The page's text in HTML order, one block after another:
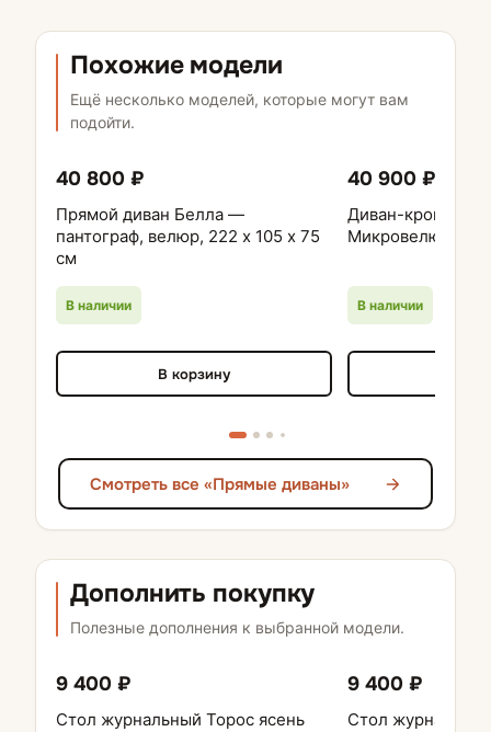
Похожие модели
Ещё несколько моделей, которые могут вам
подойти.
40 800 ₽
Прямой диван Белла —
пантограф, велюр, 222 х 105 х 75
см
В наличии
В корзину
40 900 ₽
Диван-кровать
Микровелюр
В наличии
Смотреть все «Прямые диваны»
Дополнить покупку
Полезные дополнения к выбранной модели.
9 400 ₽
Стол журнальный Торос ясень
9 400 ₽
Стол